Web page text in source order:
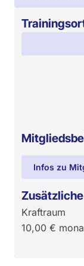
Infos zu
Kraftraum
10,00 €